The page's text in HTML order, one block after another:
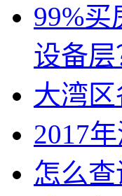
99%
设备层
大湾
2017
怎么